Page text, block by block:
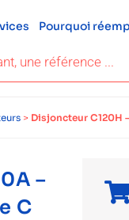
Pourquoi
> Disjoncteur C120H
–
C